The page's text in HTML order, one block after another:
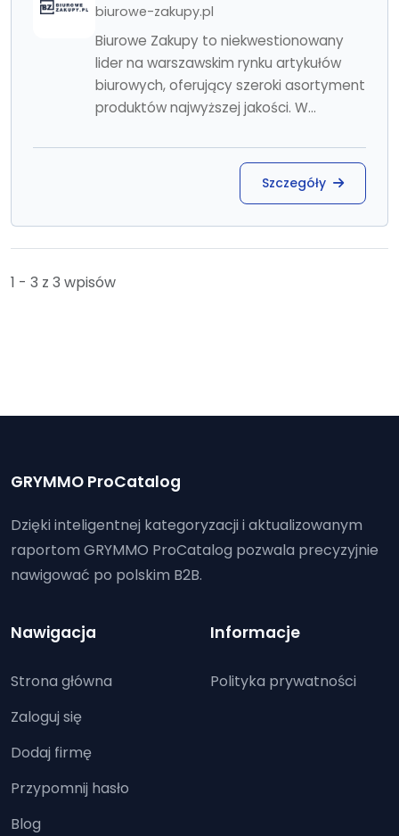
biurowe-zakupy.pl
Biurowe Zakupy to niekwestionowany
lider na warszawskim rynku artykułów
biurowych, oferujący szeroki asortyment
produktów najwyższej jakości. W...
Szczegóły
1 - 3 z 3 wpisów
GRYMMO ProCatalog
Dzięki inteligentnej kategoryzacji i aktualizowanym
raportom GRYMMO ProCatalog pozwala precyzyjnie
nawigować po polskim B2B.
Nawigacja
Strona główna
Zaloguj się
Dodaj firmę
Przypomnij hasło
Blog
Informacje
Polityka prywatności